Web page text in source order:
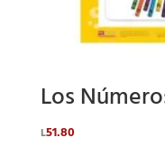
Los
L51.80